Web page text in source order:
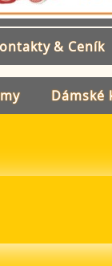
& Ceník
Dámské